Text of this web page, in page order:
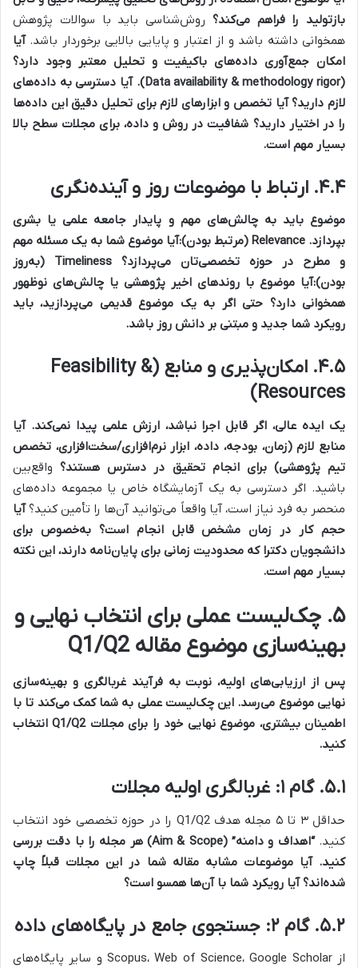
بازتولید را فراهم می‌کند؟ روش‌شناسی باید با سوالات پژوهش
همخوانی داشته باشد و از اعتبار و پایایی بالایی برخوردار باشد.آیا
امکان جمع‌آوری داده‌های باکیفیت و تحلیل معتبر وجود دارد؟
(Data availability & methodology rigor).
آیا دسترسی به داده‌های
لازم دارید؟ آیا تخصص و ابزارهای لازم برای تحلیل دقیق این داده‌ها
را در اختیار دارید؟ شفافیت در روش و داده، برای مجلات سطح بالا
بسیار مهم است.
۴.۴. ارتباط با موضوعات روز و آینده‌نگری
موضوع باید به چالش‌های مهم و پایدار جامعه علمی یا بشری
بپردازد. Relevance (مرتبط بودن):
آیا موضوع شما به یک مسئله مهم
و مطرح در حوزه تخصصی‌تان می‌پردازد؟
Timeliness (به‌روز
بودن):آیا موضوع با روندهای اخیر پژوهشی یا چالش‌های نوظهور
همخوانی دارد؟ حتی اگر به یک موضوع قدیمی می‌پردازید، باید
رویکرد شما جدید و مبتنی بر دانش روز باشد.
۴.۵. امکان‌پذیری و منابع (Feasibility &
Resources)
یک ایده عالی، اگر قابل اجرا نباشد، ارزش علمی پیدا نمی‌کند.آیا
منابع لازم (زمان، بودجه، داده، ابزار نرم‌افزاری/سخت‌افزاری، تخصص
تیم پژوهشی) برای انجام تحقیق در دسترس هستند؟واقع‌بین
باشید. اگر دسترسی به یک آزمایشگاه خاص یا مجموعه داده‌های
منحصر به فرد نیاز است، آیا واقعاً می‌توانید آن‌ها را تأمین کنید؟آیا
حجم کار در زمان مشخص قابل انجام است؟ به‌خصوص برای
دانشجویان دکترا که محدودیت زمانی برای پایان‌نامه دارند، این نکته
بسیار مهم است.
۵. چک‌لیست عملی برای انتخاب نهایی و
بهینه‌سازی موضوع مقاله Q1/Q2
پس از ارزیابی‌های اولیه، نوبت به فرآیند غربالگری و بهینه‌سازی
نهایی موضوع می‌رسد. این چک‌لیست عملی به شما کمک می‌کند تا با
اطمینان بیشتری، موضوع نهایی خود را برای مجلات Q1/Q2 انتخاب
کنید.
۵.۱. گام ۱: غربالگری اولیه مجلات
حداقل ۳ تا ۵ مجله هدف Q1/Q2 را در حوزه تخصصی خود انتخاب
کنید.
“اهداف و دامنه” (Aim & Scope) هر مجله را با دقت بررسی
کنید. آیا موضوعات مشابه مقاله شما در این مجلات قبلاً چاپ
شده‌اند؟ آیا رویکرد شما با آن‌ها همسو است؟
۵.۲. گام ۲: جستجوی جامع در پایگاه‌های داده
از Scopus، Web of Science، Google Scholar و سایر پایگاه‌های